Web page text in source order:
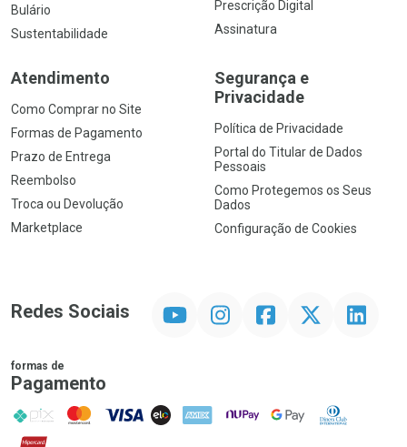
Bulário
Sustentabilidade
Prescrição Digital
Assinatura
Atendimento
Como Comprar no Site
Formas de Pagamento
Prazo de Entrega
Reembolso
Troca ou Devolução
Marketplace
Segurança e
Privacidade
Política de Privacidade
Portal do Titular de Dados
Pessoais
Como Protegemos os Seus
Dados
Configuração de Cookies
Redes Sociais InstagramFacebookTwitter Linkedin
formas de
Pagamento
PIX MasterCard
VISA ELO AMEX NuPay Google PayDiners Club
Hipercard